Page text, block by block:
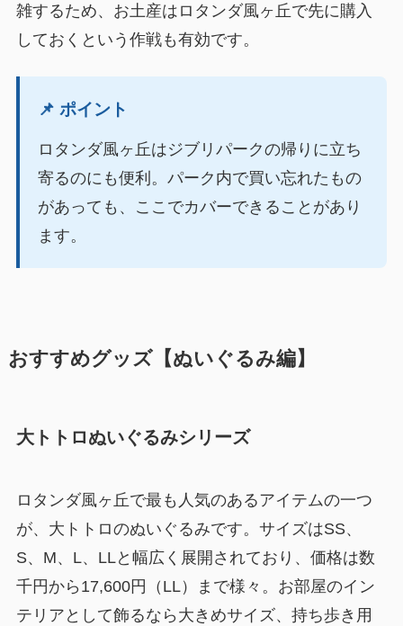
雑するため、お土産はロタンダ風ヶ丘で先に購入
しておくという作戦も有効です。
📌 ポイント
ロタンダ風ヶ丘はジブリパークの帰りに立ち
寄るのにも便利。パーク内で買い忘れたもの
があっても、ここでカバーできることがあり
ます。
おすすめグッズ【ぬいぐるみ編】
大トトロぬいぐるみシリーズ
ロタンダ風ヶ丘で最も人気のあるアイテムの一つ
が、大トトロのぬいぐるみです。サイズはSS、
S、M、L、LLと幅広く展開されており、価格は数
千円から17,600円（LL）まで様々。お部屋のイン
テリアとして飾るなら大きめサイズ、持ち歩き用